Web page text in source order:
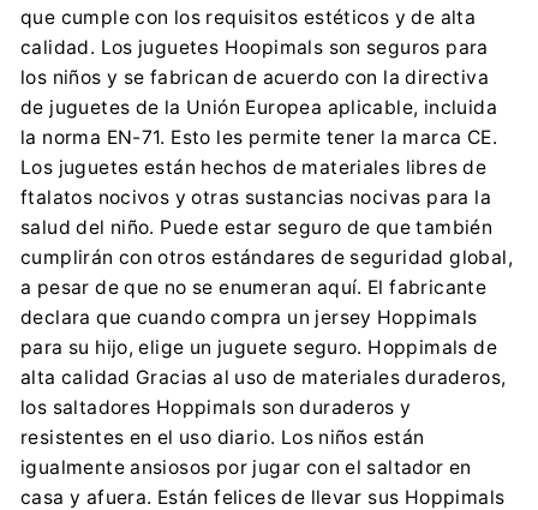
que cumple con los requisitos estéticos y de alta
calidad. Los juguetes Hoopimals son seguros para
los niños y se fabrican de acuerdo con la directiva
de juguetes de la Unión Europea aplicable, incluida
la norma EN-71. Esto les permite tener la marca CE.
Los juguetes están hechos de materiales libres de
ftalatos nocivos y otras sustancias nocivas para la
salud del niño. Puede estar seguro de que también
cumplirán con otros estándares de seguridad global,
a pesar de que no se enumeran aquí. El fabricante
declara que cuando compra un jersey Hoppimals
para su hijo, elige un juguete seguro. Hoppimals de
alta calidad Gracias al uso de materiales duraderos,
los saltadores Hoppimals son duraderos y
resistentes en el uso diario. Los niños están
igualmente ansiosos por jugar con el saltador en
casa y afuera. Están felices de llevar sus Hoppimals